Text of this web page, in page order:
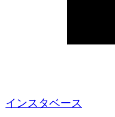
インスタベース